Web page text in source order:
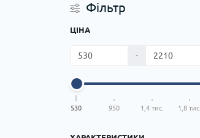
Фільтр
ЦІНА
-
530 950 1,4 тис. 1,8 тис.